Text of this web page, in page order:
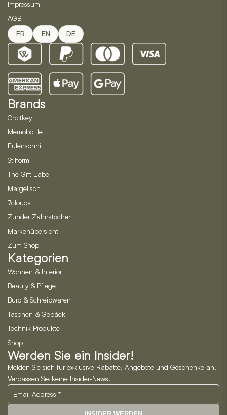
Impressum
AGB
FR EN DE
Brands
Orbitkey
Memobottle
Eulenschnitt
Stilform
The Gift Label
Margelisch
7clouds
Zunder Zahnstocher
Markenübersicht
Zum Shop
Kategorien
Wohnen & Interior
Beauty & Pflege
Büro & Schreibwaren
Taschen & Gepäck
Technik Produkte
Shop
Werden Sie ein Insider!
Melden Sie sich für exklusive Rabatte, Angebote und Geschenke an!
Verpassen Sie keine Insider-News!